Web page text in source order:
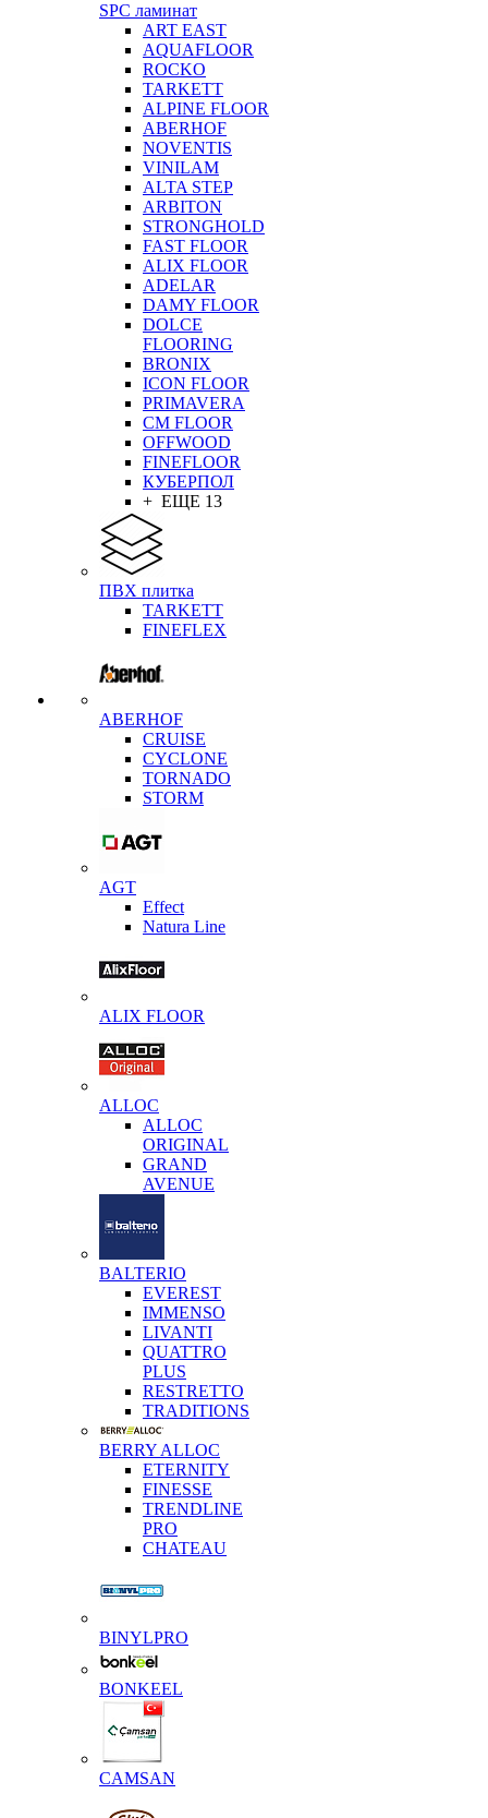
SPC ламинат
ART EAST
AQUAFLOOR
ROCKO
TARKETT
ALPINE FLOOR
ABERHOF
NOVENTIS
VINILAM
ALTA STEP
ARBITON
STRONGHOLD
FAST FLOOR
ALIX FLOOR
ADELAR
DAMY FLOOR
DOLCE
FLOORING
BRONIX
ICON FLOOR
PRIMAVERA
CM FLOOR
OFFWOOD
FINEFLOOR
КУБЕРПОЛ
+ ЕЩЕ 13
ПВХ плитка
TARKETT
FINEFLEX
ABERHOF
CRUISE
CYCLONE
TORNADO
STORM
AGT
Effect
Natura Line
ALIX FLOOR
ALLOC
ALLOC
ORIGINAL
GRAND
AVENUE
BALTERIO
EVEREST
IMMENSO
LIVANTI
QUATTRO
PLUS
RESTRETTO
TRADITIONS
BERRY ALLOC
ETERNITY
FINESSE
TRENDLINE
PRO
CHATEAU
BINYLPRO
BONKEEL
CAMSAN